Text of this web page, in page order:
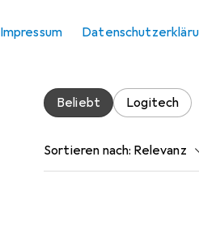
Impressum
Beliebt Logitech
Sortieren nach: Relevanz